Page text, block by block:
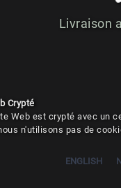
Livraison
Crypté
Web est crypté avec un
n'utilisons pas de
ENGLISH